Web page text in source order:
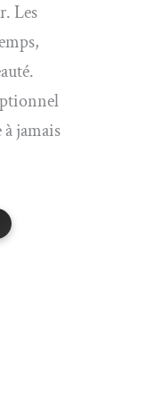
Les
jamais